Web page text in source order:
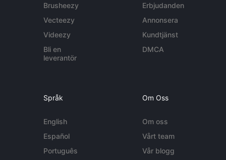
Brusheezy
Vecteezy
Videezy
Bli en
leverantör
Erbjudanden
Annonsera
Kundtjänst
DMCA
Språk
English
Español
Português
Om Oss
Om oss
Vårt team
Vår blogg